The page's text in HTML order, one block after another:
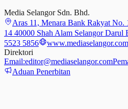
Media Selangor Sdn. Bhd.
Aras 11, Menara Bank Rakyat No.
14 40000 Shah Alam Selangor Darul
5523 5856
Direktori
Email:editor@mediaselangor.com
Aduan Penerbitan